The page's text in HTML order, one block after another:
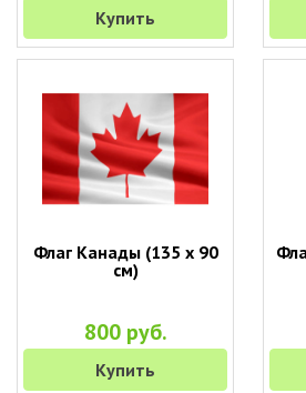
Купить
Флаг Канады (135 х 90
см)
800 руб.
Купить